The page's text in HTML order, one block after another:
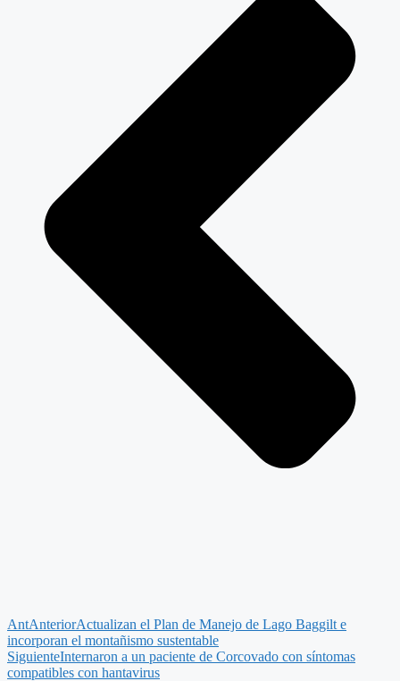
AntAnteriorActualizan el Plan de Manejo de Lago Baggilt e
incorporan el montañismo sustentable
SiguienteInternaron a un paciente de Corcovado con síntomas
compatibles con hantavirus